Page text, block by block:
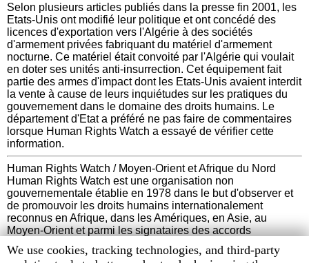
Selon plusieurs articles publiés dans la presse fin 2001, les
Etats-Unis ont modifié leur politique et ont concédé des
licences d'exportation vers l'Algérie à des sociétés
d'armement privées fabriquant du matériel d'armement
nocturne. Ce matériel était convoité par l'Algérie qui voulait
en doter ses unités anti-insurrection. Cet équipement fait
partie des armes d'impact dont les Etats-Unis avaient interdit
la vente à cause de leurs inquiétudes sur les pratiques du
gouvernement dans le domaine des droits humains. Le
département d'Etat a préféré ne pas faire de commentaires
lorsque Human Rights Watch a essayé de vérifier cette
information.
Human Rights Watch / Moyen-Orient et Afrique du Nord
Human Rights Watch est une organisation non
gouvernementale établie en 1978 dans le but d'observer et
de promouvoir les droits humains internationalement
reconnus en Afrique, dans les Amériques, en Asie, au
Moyen-Orient et parmi les signataires des accords
de personnes privées et de fondations à travers le monde.
Human
We use cookies, tracking technologies, and third-party